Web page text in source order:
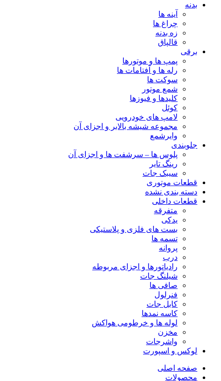
بدنه
آینه ها
چراغ ها
زه بدنه
قالپاق
برقی
پمپ ها و موتورها
رله ها و آفتامات ها
سوکت ها
شمع موتور
کلیدها و فیوزها
کوئل
لامپ های خودرویی
مجموعه شیشه بالابر و اجزای آن
وایرشمع
جلوبندی
پلوس ها – سرشفت ها و اجزای آن
رینگ تایر
سیبک جات
قطعات موتوری
دسته بندی نشده
قطعات داخلی
متفرقه
یدکی
بست های فلزی و پلاستیکی
تسمه ها
پروانه
درب
رادیاتورها و اجزای مربوطه
شیلنگ جات
صافی ها
فنرلول
کابل جات
کاسه نمدها
لوله ها و خرطومی هواکش
مخزن
واشرجات
لوکس و اسپورت
صفحه اصلی
محصولات